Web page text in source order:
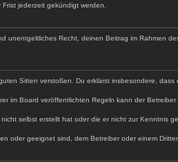
jederzeit gekündigt werden.
unentgeltliches Recht, deinen Beitrag im Rahmen
Sitten verstoßen. Du erklärst insbesondere,
im Board veröffentlichten Regeln kann der
selbst erstellt hat oder die er nicht zur Kenntnis
oder geeignet sind, dem Betreiber oder einem